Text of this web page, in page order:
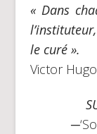
« Dans
le curé ».
Victor Hugo